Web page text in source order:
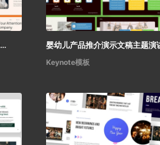
消费者移动应用推介演示文稿主题演讲 Keynote 模板
Keynote模板